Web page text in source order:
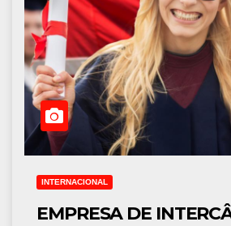
INTERNACIONAL
EMPRESA DE